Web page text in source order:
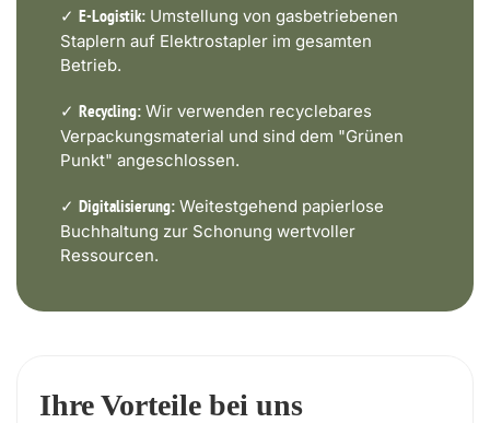
✓ E-Logistik: Umstellung von gasbetriebenen
Staplern auf Elektrostapler im gesamten
Betrieb.
✓ Recycling: Wir verwenden recyclebares
Verpackungsmaterial und sind dem "Grünen
Punkt" angeschlossen.
✓ Digitalisierung: Weitestgehend papierlose
Buchhaltung zur Schonung wertvoller
Ressourcen.
Ihre Vorteile bei uns